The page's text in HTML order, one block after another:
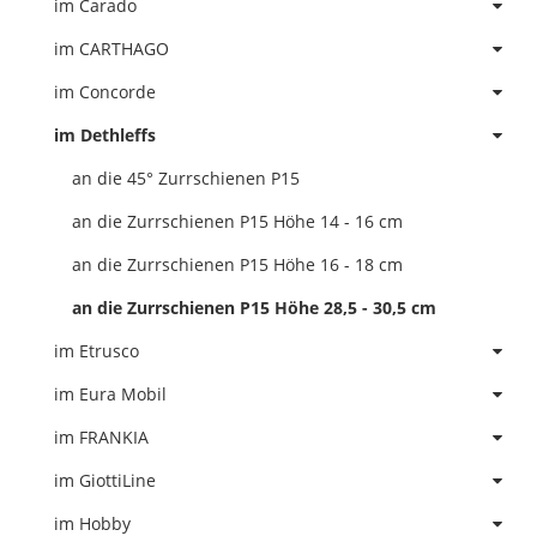
im Carado
im CARTHAGO
im Concorde
im Dethleffs
an die 45° Zurrschienen P15
an die Zurrschienen P15 Höhe 14 - 16 cm
an die Zurrschienen P15 Höhe 16 - 18 cm
an die Zurrschienen P15 Höhe 28,5 - 30,5 cm
im Etrusco
im Eura Mobil
im FRANKIA
im GiottiLine
im Hobby